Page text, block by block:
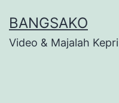
to
content
BANGSAKO
Video & Majalah Kepri